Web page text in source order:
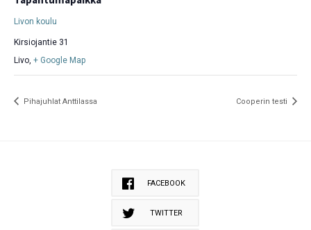
Livon koulu
Kirsiojantie 31
Livo, + Google Map
Pihajuhlat Anttilassa Cooperin testi
FACEBOOK
TWITTER